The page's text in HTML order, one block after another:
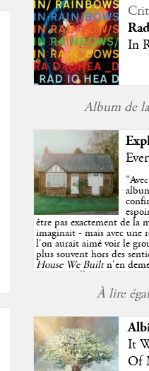
In
Album de
"
être pas exactement de la
imaginait - mais avec une
l'on aurait aimé voir le
plus souvent hors des
House We Builtn'en
des très belles surprises
plusieurs morceaux qui
une place de choix dans
À lire
It
Of